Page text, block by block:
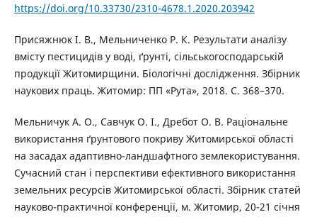
https://doi.org/10.33730/2310-4678.1.2020.203942
Присяжнюк І. В., Мельниченко Р. К. Результати аналізу
вмісту пестицидів у воді, ґрунті, сільськогосподарській
продукції Житомирщини. Біологічні дослідження. Збірник
наукових праць. Житомир: ПП «Рута», 2018. С. 368–370.
Мельничук А. О., Савчук О. І., Дребот О. В. Раціональне
використання ґрунтового покриву Житомирської області
на засадах адаптивно-ландшафтного землекористування.
Сучасний стан і перспективи ефективного використання
земельних ресурсів Житомирської області. Збірник статей
науково-практичної конференції, м. Житомир, 20-21 січня